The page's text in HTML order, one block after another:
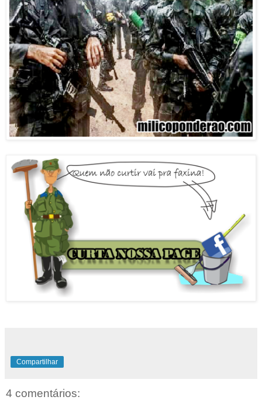
Compartilhar
4 comentários: